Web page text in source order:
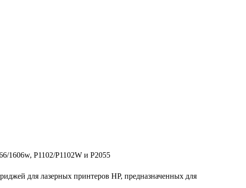
1606w, P1102/P1102W и P2055
для лазерных принтеров HP, предназначенных для